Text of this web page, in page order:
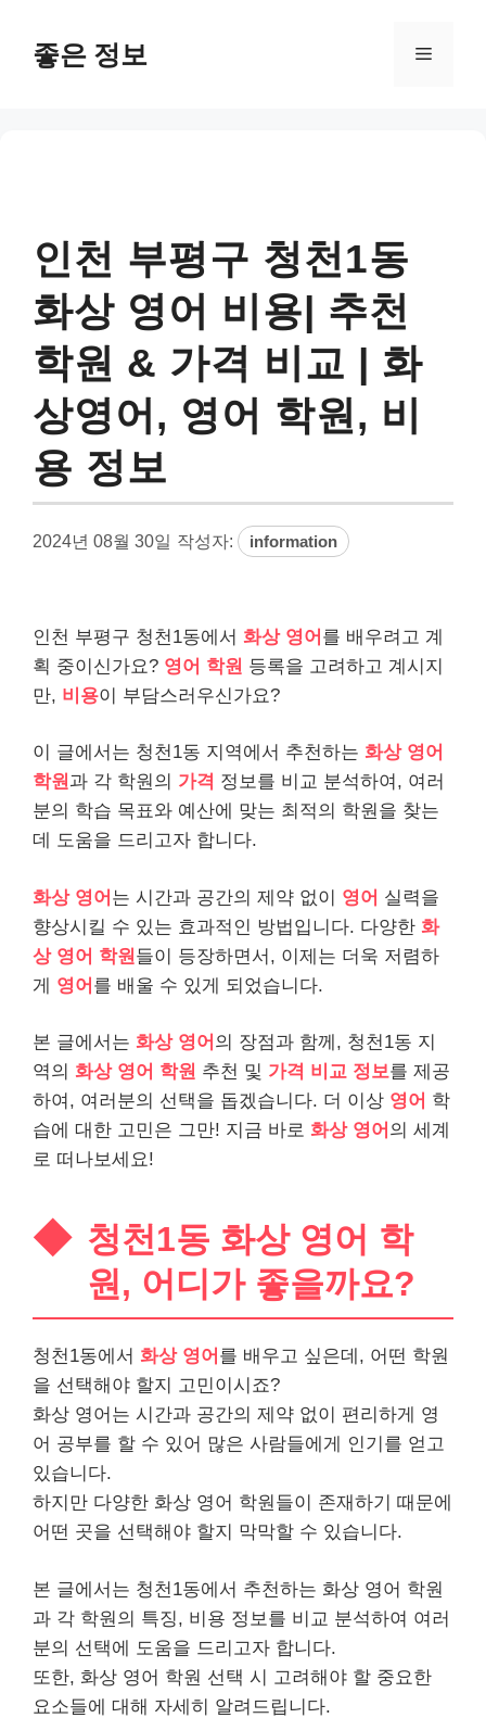
좋은 정보 메
인천 부평구 청천1동
화상 영어 비용| 추천
학원 & 가격 비교 | 화
상영어, 영어 학원, 비
용 정보
2024년 08월 30일 작성자: information
인천 부평구 청천1동에서 화상 영어 를 배우려고 계
획 중이신가요? 영어 학원 등록을 고려하고 계시지
만, 비용이 부담스러우신가요?
이 글에서는 청천1동 지역에서 추천하는 화상 영어
학원과 각 학원의 가격 정보를 비교 분석하여, 여러
분의 학습 목표와 예산에 맞는 최적의 학원을 찾는
데 도움을 드리고자 합니다.
화상 영어 는 시간과 공간의 제약 없이 영어 실력을
향상시킬 수 있는 효과적인 방법입니다. 다양한 화
상 영어 학원 들이 등장하면서, 이제는 더욱 저렴하
게 영어 를 배울 수 있게 되었습니다.
본 글에서는 화상 영어 의 장점과 함께, 청천1동 지
역의 화상 영어 학원 추천 및 가격 비교 정보를 제공
하여, 여러분의 선택을 돕겠습니다. 더 이상 영어 학
습에 대한 고민은 그만! 지금 바로 화상 영어 의 세계
로 떠나보세요!
청천1동 화상 영어 학
원, 어디가 좋을까요?
청천1동에서 화상 영어 를 배우고 싶은데, 어떤 학원
을 선택해야 할지 고민이시죠?
화상 영어는 시간과 공간의 제약 없이 편리하게 영
어 공부를 할 수 있어 많은 사람들에게 인기를 얻고
있습니다.
하지만 다양한 화상 영어 학원들이 존재하기 때문에
어떤 곳을 선택해야 할지 막막할 수 있습니다.
본 글에서는 청천1동에서 추천하는 화상 영어 학원
과 각 학원의 특징, 비용 정보를 비교 분석하여 여러
분의 선택에 도움을 드리고자 합니다.
또한, 화상 영어 학원 선택 시 고려해야 할 중요한
요소들에 대해 자세히 알려드립니다.